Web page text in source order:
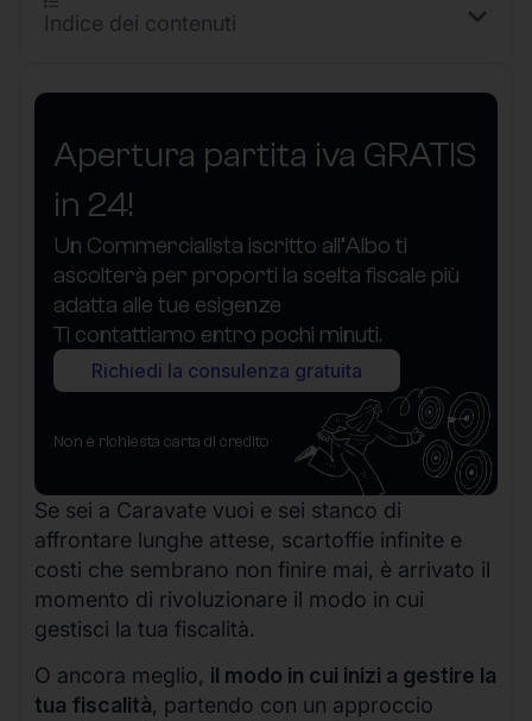
Apertura partita iva GRATIS
in 24!
Un Commercialista iscritto all’Albo ti
ascolterà per proporti la scelta fiscale più
adatta alle tue esigenze
Ti contattiamo entro pochi minuti.
Richiedi la consulenza gratuita
Non è richiesta carta di credito
Se sei a Caravate vuoi e sei stanco di
affrontare lunghe attese, scartoffie infinite e
costi che sembrano non finire mai, è arrivato il
momento di rivoluzionare il modo in cui
gestisci la tua fiscalità.
O ancora meglio, il modo in cui inizi a gestire la
tua fiscalità, partendo con un approccio
Indice dei contenuti